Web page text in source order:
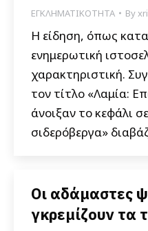
ΕΓΚΛΗΜΑΤΙΚΟΤΗΤΑ By
Η είδηση, όπως
ενημερωτική
χαρακτηριστική.
τον τίτλο «Λαμία:
άνοιξαν το κεφάλι
σιδερόβεργα»
Οι αδάμαστες
γκρεμίζουν τα